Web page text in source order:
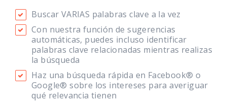
Buscar VARIAS palabras clave a la vez
Con nuestra función de sugerencias
automáticas, puedes incluso identificar
palabras clave relacionadas mientras realizas
la búsqueda
Haz una búsqueda rápida en Facebook® o
Google® sobre los intereses para averiguar
qué relevancia tienen